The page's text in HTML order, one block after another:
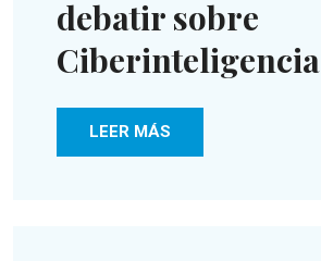
debatir sobre
Ciberinteligencia
LEER MÁS